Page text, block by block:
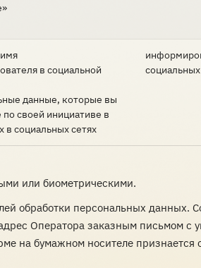
в социальной
данные, которые вы
по своей инициативе в
в социальных сетях
или биометрическими.
обработки персональных данных.
Оператора заказным письмом
на бумажном носителе признается